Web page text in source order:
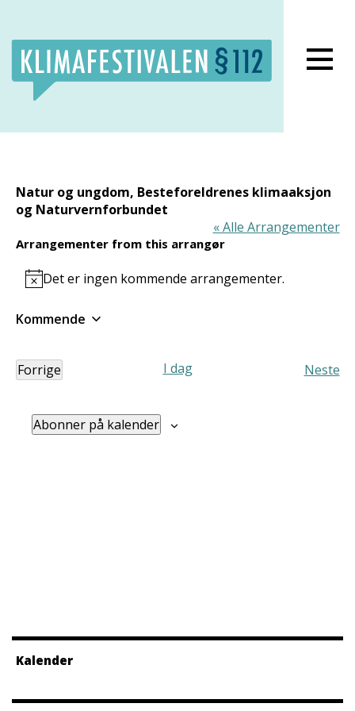
Lukk meny
Natur og ungdom, Besteforeldrenes klimaaksjon
og Naturvernforbundet
« Alle Arrangementer
Arrangementer from this arrangør
NoticeDet er ingen kommende arrangementer.
Kommende
Forrige
I dag
Neste
Abonner på kalender
Kalender